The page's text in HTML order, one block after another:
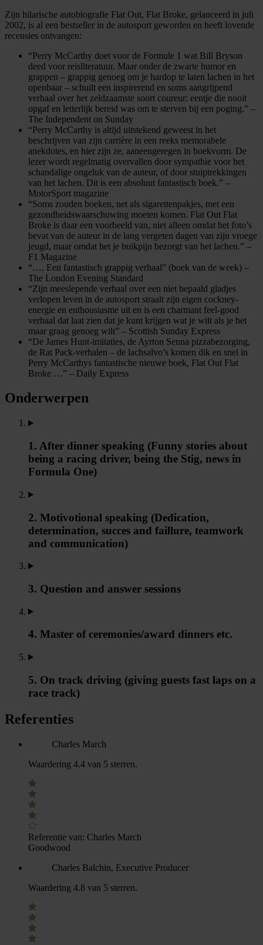
Zijn hilarische autobiografie Flat Out, Flat Broke, gelanceerd in juli
2002, is al een bestseller in de autosport geworden en heeft lovende
recensies ontvangen:
“Perry McCarthy doet voor de Formule 1 wat Bill Bryson
deed voor reisliteratuur. Maar onder de zwarte humor en
grappen – grappig genoeg om je hardop te laten lachen in het
openbaar – schuilt een inspirerend en soms aangrijpend
verhaal over het zeldzaamste soort coureur: eentje die nooit
opgaf en letterlijk bereid was om te sterven bij een poging.” –
The Independent on Sunday
“Perry McCarthy is altijd uitstekend geweest in het
beschrijven van zijn carrière in een reeks memorabele
anekdotes, en hier zijn ze, aaneengeregen in boekvorm. De
lezer wordt regelmatig overvallen door sympathie voor het
schandalige ongeluk van de auteur, of door stuiptrekkingen
van het lachen. Dit is een absoluut fantastisch boek.” –
MotorSport magazine
“Soms zouden boeken, net als sigarettenpakjes, met een
gezondheidswaarschuwing moeten komen. Flat Out Flat
Broke is daar een voorbeeld van, niet alleen omdat het foto’s
bevat van de auteur in de lang vergeten dagen van zijn vroege
jeugd, maar omdat het je buikpijn bezorgt van het lachen.” –
F1 Magazine
“…. Een fantastisch grappig verhaal” (boek van de week) –
The London Evening Standard
“Zijn meeslepende verhaal over een niet bepaald gladjes
verlopen leven in de autosport straalt zijn eigen cockney-
energie en enthousiasme uit en is een charmant feel-good
verhaal dat laat zien dat je kunt krijgen wat je wilt als je het
maar graag genoeg wilt” – Scottish Sunday Express
“De James Hunt-imitaties, de Ayrton Senna pizzabezorging,
de Rat Pack-verhalen – de lachsalvo’s komen dik en snel in
Perry McCarthys fantastische nieuwe boek, Flat Out Flat
Broke …” – Daily Express
Onderwerpen
1. After dinner speaking (Funny stories about
being a racing driver, being the Stig, news in
Formula One)
2. Motivotional speaking (Dedication,
determination, succes and faillure, teamwork
and communication)
3. Question and answer sessions
4. Master of ceremonies/award dinners etc.
5. On track driving (giving guests fast laps on a
race track)
Referenties
Charles March
Waardering 4.4 van 5 sterren.
Referentie van: Charles March
Goodwood
Charles Balchin, Executive Producer
Waardering 4.8 van 5 sterren.